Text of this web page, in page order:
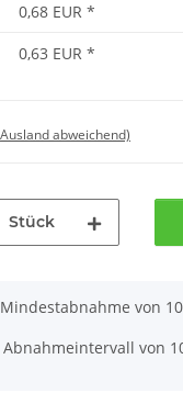
0,68 EUR *
0,63 EUR *
abweichend)
Stück
von
von